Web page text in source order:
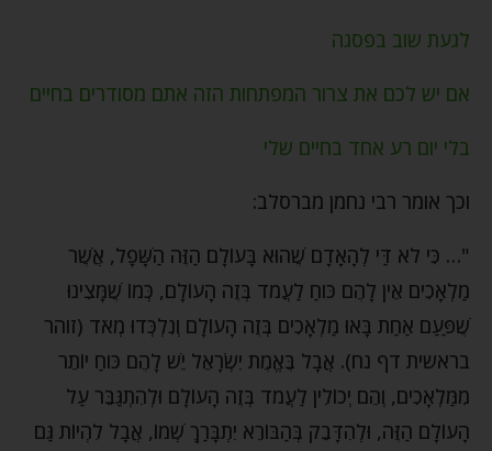
לגעת שוב בפסגה
אם יש לכם את צרור המפתחות הזה אתם מסודרים בחיים
בלי יום רע אחד בחיים שלי
וכך אומר רבי נחמן מברסלב:
"… כִּי לֹא דַּי לְהָאָדָם שֶׁהוּא בָּעוֹלָם הַזֶּה הַשָּׁפָל, אֲשֶׁר
מַלְאָכִים אֵין לָהֶם כֹּוחַ לַעֲמֹד בְּזֶה הָעוֹלָם, כְּמוֹ שֶׁמָּצִינוּ
שֶׁפַּעַם אַחַת בָּאוּ מַלְאָכִים בְּזֶה הָעוֹלָם וְנִלְכְּדוּ מְאֹד (זוהר
בראשית דף נח). אֲבָל בֶּאֱמֶת יִשְׂרָאֵל יֵשׁ לָהֶם כֹּוחַ יוֹתֵר
מִמַּלְאָכִים, וְהֵם יְכוֹלִין לַעֲמֹד בְּזֶה הָעוֹלָם וּלְהִתְגַּבֵּר עַל
הָעוֹלָם הַזֶּה, וּלְהִדָּבֵק בְּהַבּוֹרֵא יִתְבָּרַךְ שְׁמוֹ, אֲבָל לִהְיוֹת גַּם